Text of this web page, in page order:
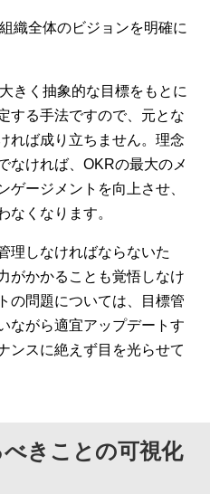
織全体のビジョンを明確に
きく抽象的な目標をもとに
する手法ですので、元とな
れば成り立ちません。理念
なければ、OKRの最大のメ
ゲージメントを向上させ、
なくなります。
理しなければならないた
がかかることも覚悟しなけ
の問題については、目標管
ながら適宜アップデートす
ンスに絶えず目を光らせて
きことの可視化